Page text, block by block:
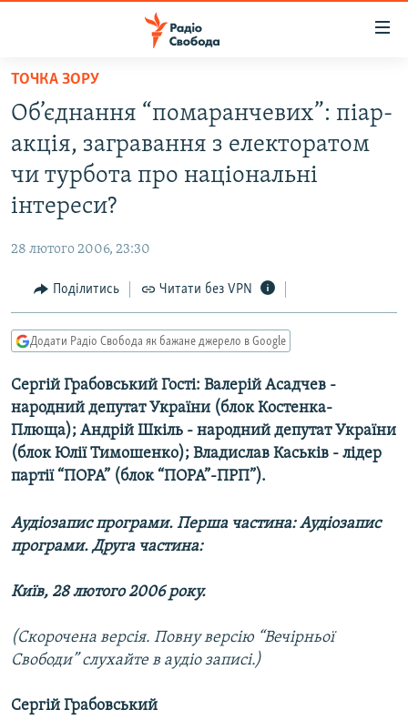
Перейти
основного
матеріалу
основної
Перейти
пошуку
РАДІО СВОБОДА – 70 РОКІВ
ВСЕ ЗА ДОБУ
КУЛЬТУРА
СПОРТ
СВІТ
ДОНБАС.РЕАЛІЇ
КРИМ.РЕАЛІЇ
ТИ ЯК?
КИТАЙ.ВИКЛИКИ
МУЛЬТИМЕДІА
ФОТО
СПЕЦПРОЄКТИ
ПОДКАСТИ
РУС
УКР
КТАТ
ДОЛУЧАЙСЯ!
ТОЧКА ЗОРУ
Об’єднання “помаранчевих”: піар-
акція, загравання з електоратом
чи турбота про національні
інтереси?
28 лютого 2006, 23:30
Поділитись Читати без VPN
Додати Радіо Свобода як бажане джерело в Google
Сергій Грабовський Гості: Валерій Асадчев -
народний депутат України (блок Костенка-
Плюща); Андрій Шкіль - народний депутат України
(блок Юлії Тимошенко); Владислав Каськів - лідер
партії “ПОРА” (блок “ПОРА”-ПРП”).
Аудіозапис програми. Перша частина: Аудіозапис
програми. Друга частина:
Київ, 28 лютого 2006 року.
(Скорочена версія. Повну версію “Вечірньої
Свободи” слухайте в аудіо записі.)
Сергій Грабовський